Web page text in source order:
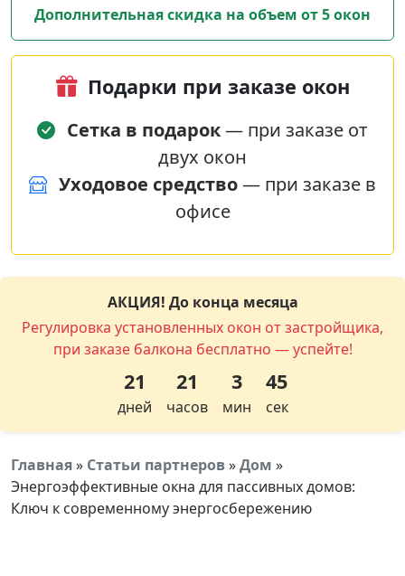
Дополнительная скидка на объем от 5 окон
Подарки при заказе окон
Сетка в подарок— при заказе от
двух окон
Уходовое средство— при заказе в
офисе
АКЦИЯ! До конца месяца
Регулировка установленных окон от застройщика,
при заказе балкона бесплатно — успейте!
21
дней
21
часов
3
мин
45
сек
Главная» Статьи партнеров»Дом »
Энергоэффективные окна для пассивных домов:
Ключ к современному энергосбережению